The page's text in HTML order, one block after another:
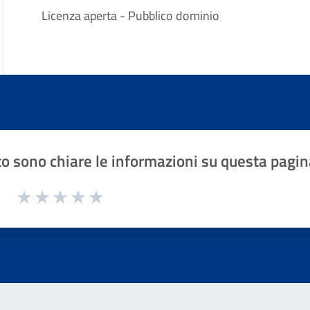
Licenza aperta - Pubblico dominio
sono chiare le informazioni su questa
1 a 5 stelle la pagina